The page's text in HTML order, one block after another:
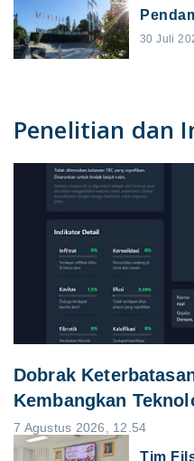
30 Juli
Penelitian dan
Dobrak
Kembangkan
Tuberkulosis untuk
7 Agustus 2026, 12.54
Tim